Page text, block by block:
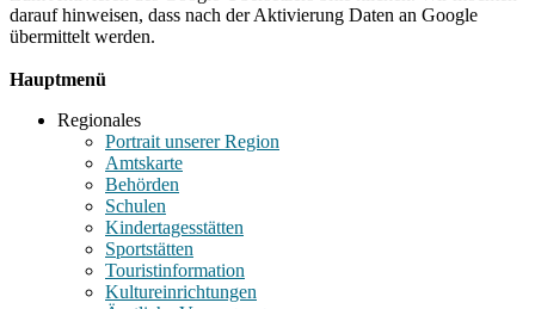
darauf hinweisen, dass nach der Aktivierung Daten an Google
übermittelt werden.
Hauptmenü
Regionales
Portrait unserer Region
Amtskarte
Behörden
Schulen
Kindertagesstätten
Sportstätten
Touristinformation
Kultureinrichtungen